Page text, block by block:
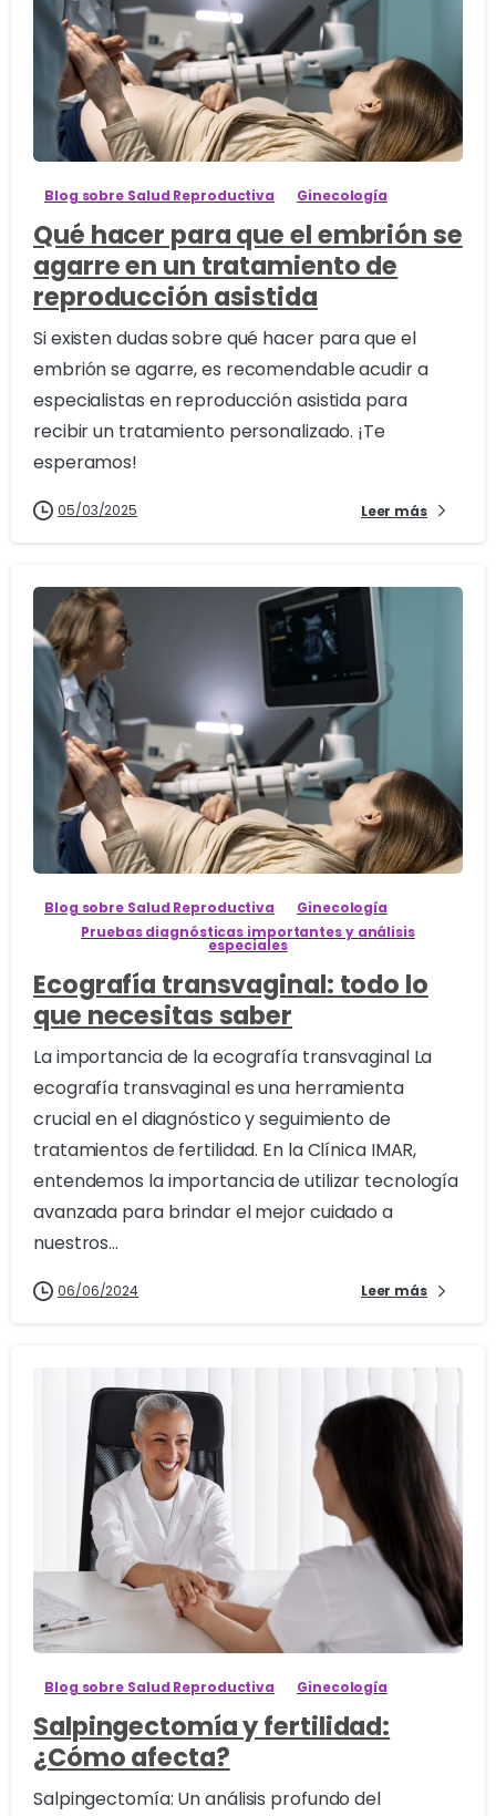
1
Blog sobre Salud Reproductiva Ginecología
Qué hacer para que el embrión se
agarre en un tratamiento de
reproducción asistida
Si existen dudas sobre qué hacer para que el
embrión se agarre, es recomendable acudir a
especialistas en reproducción asistida para
recibir un tratamiento personalizado. ¡Te
esperamos!
05/03/2025 Leer más
1
Blog sobre Salud Reproductiva
Ginecología
Pruebas diagnósticas importantes y análisis
especiales
Ecografía transvaginal: todo lo
que necesitas saber
La importancia de la ecografía transvaginal La
ecografía transvaginal es una herramienta
crucial en el diagnóstico y seguimiento de
tratamientos de fertilidad. En la Clínica IMAR,
entendemos la importancia de utilizar tecnología
avanzada para brindar el mejor cuidado a
nuestros...
06/06/2024 Leer más
1
Blog sobre Salud Reproductiva Ginecología
Salpingectomía y fertilidad:
¿Cómo afecta?
Salpingectomía: Un análisis profundo del